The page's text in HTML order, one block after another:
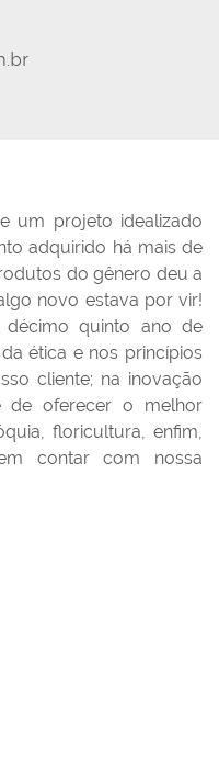
um projeto idealizado
adquirido há mais de
do gênero deu a
novo estava por vir!
quinto ano de
ética e nos princípios
cliente; na inovação
de oferecer o melhor
floricultura, enfim,
contar com nossa